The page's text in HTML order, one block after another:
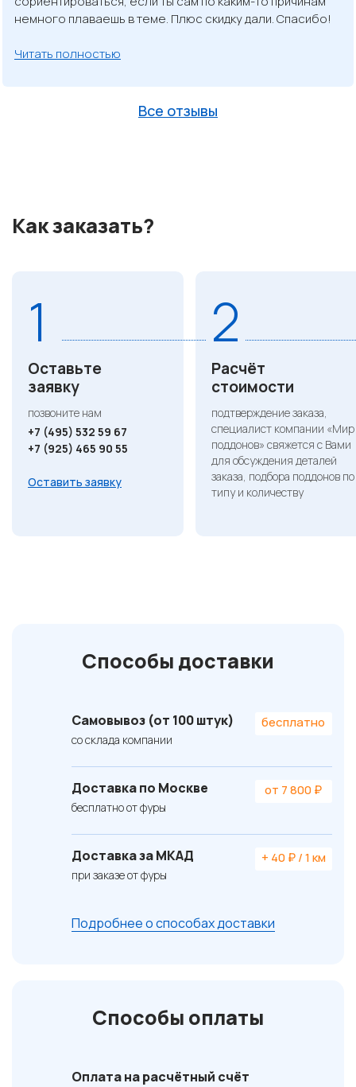
немного плаваешь в теме. Плюс скидку дали. Спасибо!
Читать полностью
Все отзывы
Как заказать?
1
Оставьте
заявку
позвоните нам
+7 (495) 532 59 67
+7 (925) 465 90 55
Оставить заявку
2
Расчёт
стоимости
подтверждение заказа,
специалист компании «Мир
поддонов» свяжется с Вами
для обсуждения деталей
заказа, подбора поддонов по
типу и количеству
Способы доставки
Самовывоз (от 100 штук)
со склада компании
бесплатно
Доставка по Москве
бесплатно от фуры
от 7 800 ₽
Доставка за МКАД
при заказе от фуры
+ 40 ₽ / 1 км
Подробнее о способах доставки
Способы оплаты
Оплата на расчётный счёт